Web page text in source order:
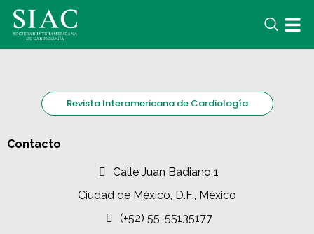
Revista Interamericana de Cardiología
Contacto
Calle Juan Badiano 1
Ciudad de México, D.F., México
(+52) 55-55135177